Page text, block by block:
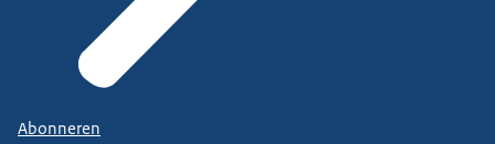
Abonneren